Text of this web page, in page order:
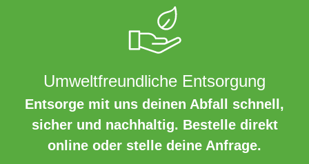
Umweltfreundliche Entsorgung
Entsorge mit uns deinen Abfall schnell,
sicher und nachhaltig. Bestelle direkt
online oder stelle deine Anfrage.